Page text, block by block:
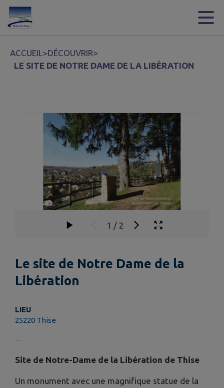
Contenu
ACCUEIL>DÉCOUVRIR>
LE SITE DE NOTRE DAME DE LA LIBÉRATION
1 / 2
Le site de Notre Dame de la
Libération
LIEU
25220 Thise
Site de Notre-Dame de la Libération de Thise
Un monument avec une magnifique statue de la